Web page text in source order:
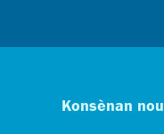
Konsènan nou